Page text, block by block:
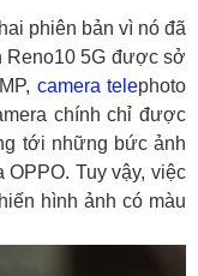
phiên bản vì nó đã
Reno10 5G được sở
camera telephoto
chính chỉ được
tới những bức ảnh
Tuy vậy, việc
hình ảnh có màu